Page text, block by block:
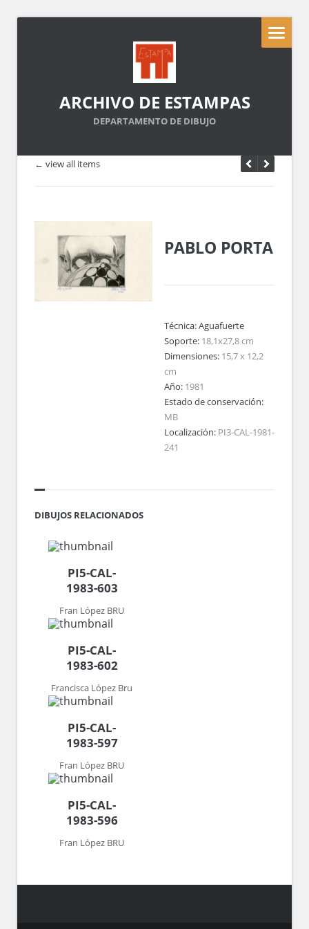
ARCHIVO DE ESTAMPAS
DEPARTAMENTO DE DIBUJO
← view all items
PABLO PORTA
Técnica:Aguafuerte
Soporte: 18,1x27,8 cm
Dimensiones: 15,7 x 12,2
cm
Año: 1981
Estado de conservación:
MB
Localización: PI3-CAL-1981-
241
DIBUJOS RELACIONADOS
PI5-CAL-
1983-603
Fran López BRU
PI5-CAL-
1983-602
Francisca López Bru
PI5-CAL-
1983-597
Fran López BRU
PI5-CAL-
1983-596
Fran López BRU